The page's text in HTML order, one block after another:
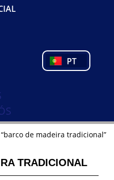
PT
PL
TR
de madeira tradicional”
TRADICIONAL